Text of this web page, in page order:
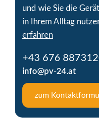
und wie Sie die
in Ihrem Alltag
erfahren
+43 676
info@pv-24.at
zum